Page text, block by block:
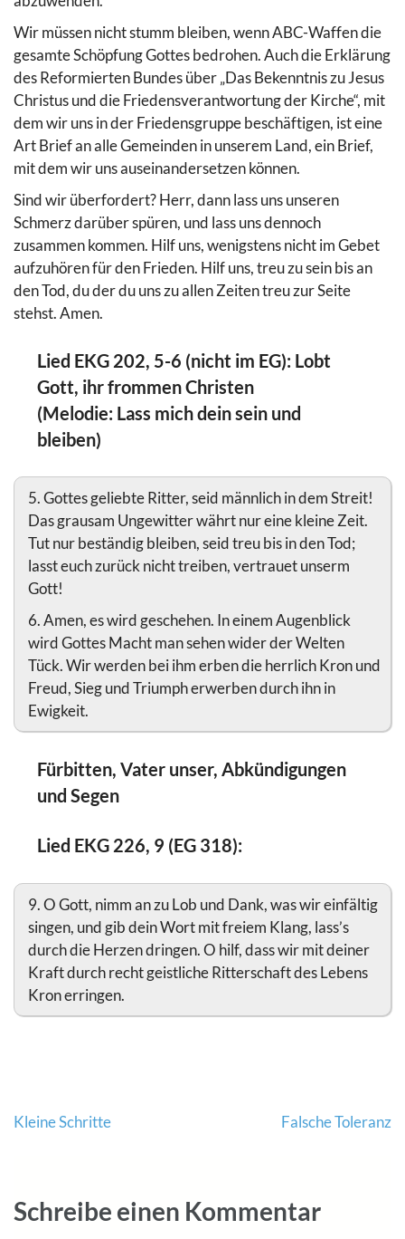
Wir müssen nicht stumm bleiben, wenn ABC-Waffen die
gesamte Schöpfung Gottes bedrohen. Auch die Erklärung
des Reformierten Bundes über „Das Bekenntnis zu Jesus
Christus und die Friedensverantwortung der Kirche“, mit
dem wir uns in der Friedensgruppe beschäftigen, ist eine
Art Brief an alle Gemeinden in unserem Land, ein Brief,
mit dem wir uns auseinandersetzen können.
Sind wir überfordert? Herr, dann lass uns unseren
Schmerz darüber spüren, und lass uns dennoch
zusammen kommen. Hilf uns, wenigstens nicht im Gebet
aufzuhören für den Frieden. Hilf uns, treu zu sein bis an
den Tod, du der du uns zu allen Zeiten treu zur Seite
stehst. Amen.
Lied EKG 202, 5-6 (nicht im EG): Lobt
Gott, ihr frommen Christen
(Melodie: Lass mich dein sein und
bleiben)
5. Gottes geliebte Ritter, seid männlich in dem Streit!
Das grausam Ungewitter währt nur eine kleine Zeit.
Tut nur beständig bleiben, seid treu bis in den Tod;
lasst euch zurück nicht treiben, vertrauet unserm
Gott!
6. Amen, es wird geschehen. In einem Augenblick
wird Gottes Macht man sehen wider der Welten
Tück. Wir werden bei ihm erben die herrlich Kron und
Freud, Sieg und Triumph erwerben durch ihn in
Ewigkeit.
Fürbitten, Vater unser, Abkündigungen
und Segen
Lied EKG 226, 9 (EG 318):
9. O Gott, nimm an zu Lob und Dank, was wir einfältig
singen, und gib dein Wort mit freiem Klang, lass’s
durch die Herzen dringen. O hilf, dass wir mit deiner
Kraft durch recht geistliche Ritterschaft des Lebens
Kron erringen.
Beitragsnavigation
Kleine Schritte Falsche Toleranz
Schreibe einen Kommentar